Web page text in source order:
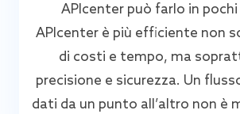
APIcenter può farlo in
APIcenter è più efficiente non
di costi e tempo, ma
precisione e sicurezza. Un
dati da un punto all’altro non è